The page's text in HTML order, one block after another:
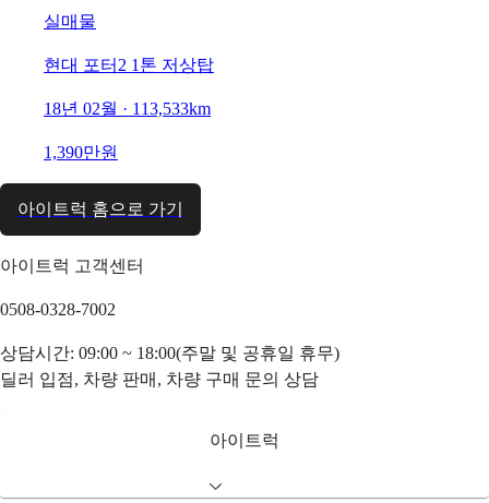
실매물
현대 포터2 1톤 저상탑
18년 02월 · 113,533km
1,390만원
아이트럭 홈으로 가기
아이트럭 고객센터
0508-0328-7002
상담시간: 09:00 ~ 18:00(주말 및 공휴일 휴무)
딜러 입점, 차량 판매, 차량 구매 문의 상담
아이트럭